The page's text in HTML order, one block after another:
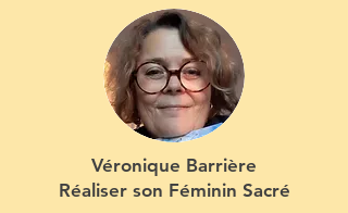
Véronique Barrière
Réaliser son Féminin Sacré